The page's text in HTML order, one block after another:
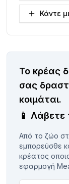
Κάντε
Το κρέας
σας
κοιμάται.
📱 Λάβετε
Από το ζώο
εμπορεύσθε
κρέατος
εφαρμογή